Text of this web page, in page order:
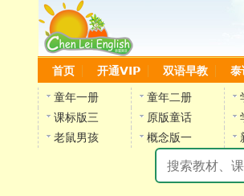
首页 开通VIP 双语早教 泰
童年一册 童年二册
课标版三
原版童话
老鼠男孩
概念版一